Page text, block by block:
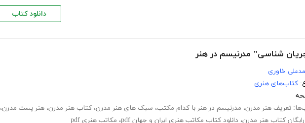
دانلود کتاب
شناسی" مدرنیسم در هنر
خاوری
کتاب‌های هنری
تعریف هنر مدرن، مدرنیسم در هنر با کدام مکتب، سبک های هنر مدرن، کتاب هنر مدرن، هنر پست مدرن،
رایگان کتاب هنر مدرن، دانلود کتاب مکاتب هنری ایران و جهان pdf ، مکاتب هنری pdf